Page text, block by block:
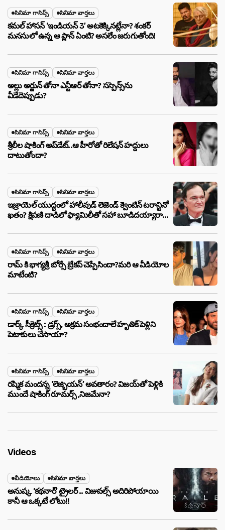
సినిమా గాసిప్స్ సినిమా వార్తలు
కమల్ హాసన్ ‘ఇండియన్ 3’ అటకెక్కినట్లేనా? శంకర్
మనసులో ఉన్న ఆ ప్లాన్ ఏంటి? అసలేం జరుగుతోంది!
సినిమా గాసిప్స్ సినిమా వార్తలు
అల్లు అర్జున్ తోనా ఎన్టీఆర్ తోనా? సస్పెన్స్‌ను
వీడేదెప్పుడు?
సినిమా గాసిప్స్ సినిమా వార్తలు
శ్రీలీల షాకింగ్ అప్‌డేట్..ఆ హీరోతో రిలేషన్ హద్దులు
దాటుతోందా?
సినిమా గాసిప్స్ సినిమా వార్తలు
ఇజ్రాయెల్ యుద్ధంలో హాలీవుడ్ లెజెండ్ క్వెంటిన్ టరాన్టినో
ఖతం? క్షిపణి దాడిలో ఫ్యామిలీతో సహా బూడిదయ్యారా?
సినిమా గాసిప్స్ సినిమా వార్తలు
రామ్ కి భాగ్యశ్రీ బోర్సే బ్రేకప్ చెప్పేసిందా?మరి ఆ వీడియోల
మాటేంటి?
సినిమా గాసిప్స్ సినిమా వార్తలు
డార్క్ సీక్రెట్స్ : డ్రగ్స్, అక్రమ సంభందాలే హృతిక్ పెళ్లిని
పెటాకులు చేసాయా?
సినిమా గాసిప్స్ సినిమా వార్తలు
రష్మిక మందన్న ‘లెజ్బియన్’ అవతారం? విజయ్‌తో పెళ్లికి
ముందే షాకింగ్ రూమర్స్ ,నిజమేనా?
Videos
వీడియోలు సినిమా వార్తలు
అనుష్క ‘కథనార్’ ట్రైలర్ .. విజువల్స్ అదిరిపోయాయి
కానీ ఆ ఒక్కటే లోటు!!